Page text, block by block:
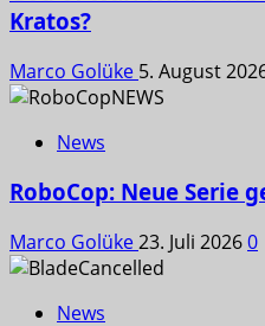
Kratos?
Marco Golüke 5. August
News
RoboCop: Neue Serie
Marco Golüke23. Juli 20260
News